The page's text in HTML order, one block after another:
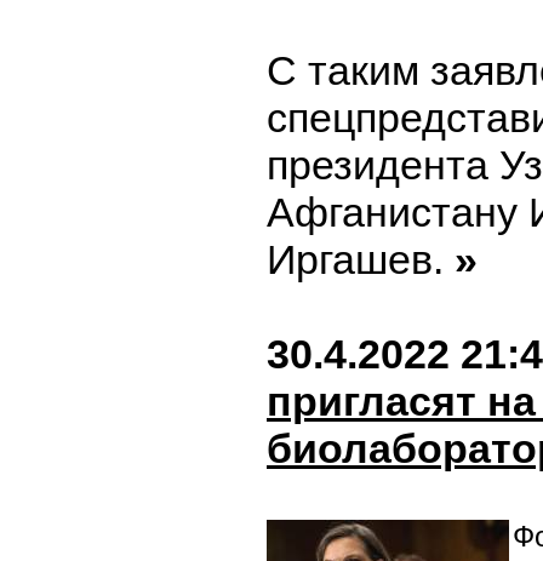
С таким
президента
Афганистану
Иргашев. »
30.4.2022
пригласят